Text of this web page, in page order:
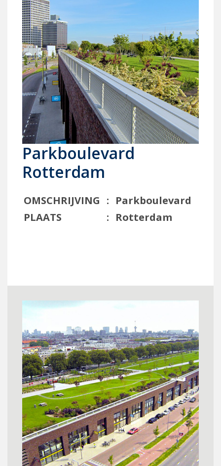
Parkboulevard
Rotterdam
OMSCHRIJVING : Parkboulevard
PLAATS
: Rotterdam